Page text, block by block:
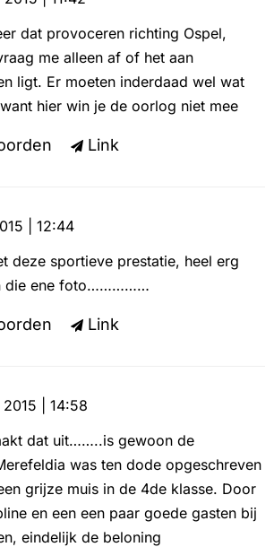
dat provoceren richting Ospel,
me alleen af of het aan
ligt. Er moeten inderdaad wel wat
hier win je de oorlog niet mee
Link
| 12:44
deze sportieve prestatie, heel erg
die ene foto……………
Link
| 14:58
dat uit……..is gewoon de
was ten dode opgeschreven
grijze muis in de 4de klasse. Door
en een een paar goede gasten bij
eindelijk de beloning